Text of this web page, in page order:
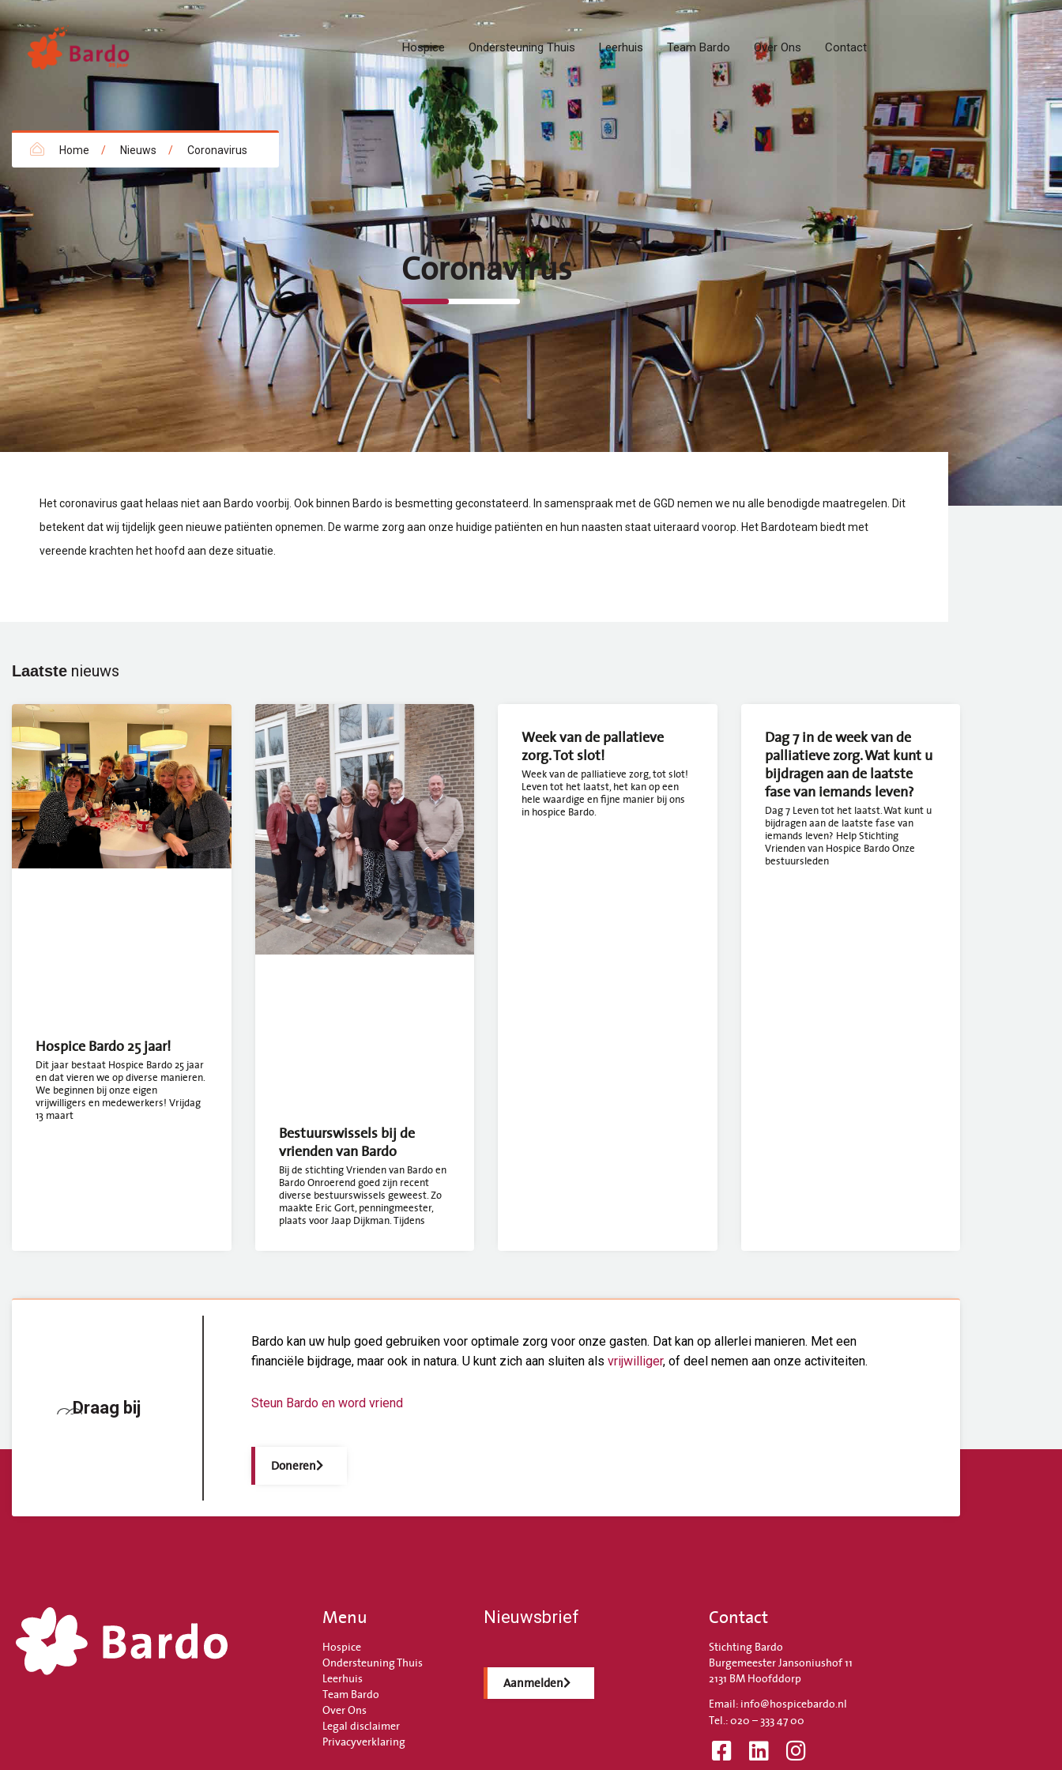
Hospice Ondersteuning Thuis Leerhuis Team Bardo Over Ons Contact
Home / Nieuws / Coronavirus
Coronavirus
Het coronavirus gaat helaas niet aan Bardo voorbij. Ook binnen Bardo is besmetting geconstateerd. In samenspraak met de GGD nemen we nu alle benodigde maatregelen. Dit
betekent dat wij tijdelijk geen nieuwe patiënten opnemen. De warme zorg aan onze huidige patiënten en hun naasten staat uiteraard voorop. Het Bardoteam biedt met
vereende krachten het hoofd aan deze situatie.
Laatste nieuws
Hospice Bardo 25 jaar!
Dit jaar bestaat Hospice Bardo 25 jaar
en dat vieren we op diverse manieren.
We beginnen bij onze eigen
vrijwilligers en medewerkers! Vrijdag
13 maart
Bestuurswissels bij de
vrienden van Bardo
Bij de stichting Vrienden van Bardo en
Bardo Onroerend goed zijn recent
diverse bestuurswissels geweest. Zo
maakte Eric Gort, penningmeester,
plaats voor Jaap Dijkman. Tijdens
Week van de pallatieve
zorg. Tot slot!
Week van de palliatieve zorg, tot slot!
Leven tot het laatst, het kan op een
hele waardige en fijne manier bij ons
in hospice Bardo.
Dag 7 in de week van de
palliatieve zorg. Wat kunt u
bijdragen aan de laatste
fase van iemands leven?
Dag 7 Leven tot het laatst. Wat kunt u
bijdragen aan de laatste fase van
iemands leven? Help Stichting
Vrienden van Hospice Bardo Onze
bestuursleden
Draag bij
Bardo kan uw hulp goed gebruiken voor optimale zorg voor onze gasten. Dat kan op allerlei manieren. Met een
financiële bijdrage, maar ook in natura. U kunt zich aan sluiten als vrijwilliger, of deel nemen aan onze activiteiten.
Steun Bardo en word vriend
Doneren
Menu
Hospice
Ondersteuning Thuis
Leerhuis
Team Bardo
Over Ons
Legal disclaimer
Privacyverklaring
Nieuwsbrief
Aanmelden
Contact
Stichting Bardo
Burgemeester Jansoniushof 11
2131 BM Hoofddorp
Email: info@hospicebardo.nl
Tel.: 020 – 333 47 00